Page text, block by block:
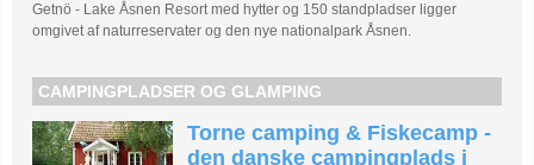
Getnö - Lake Åsnen Resort med hytter og 150 standpladser ligger
omgivet af naturreservater og den nye nationalpark Åsnen.
CAMPINGPLADSER OG GLAMPING
Torne camping & Fiskecamp -
den danske campingplads i